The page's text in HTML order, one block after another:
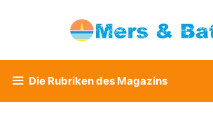
Die Rubriken des Magazins